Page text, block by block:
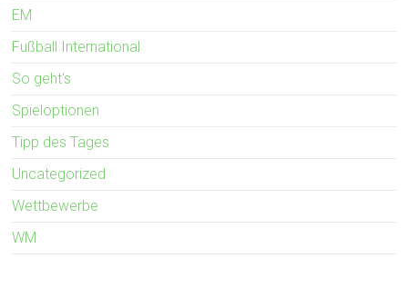
EM
Fußball International
So geht's
Spieloptionen
Tipp des Tages
Uncategorized
Wettbewerbe
WM